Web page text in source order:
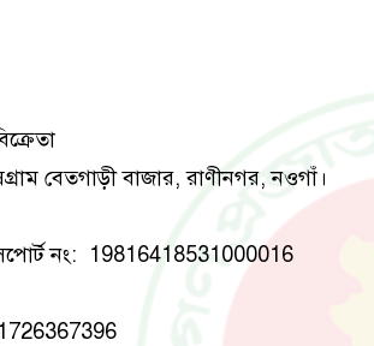
বেতগাড়ী বাজার, রাণীনগর, নওগাঁ।
নং: 19816418531000016